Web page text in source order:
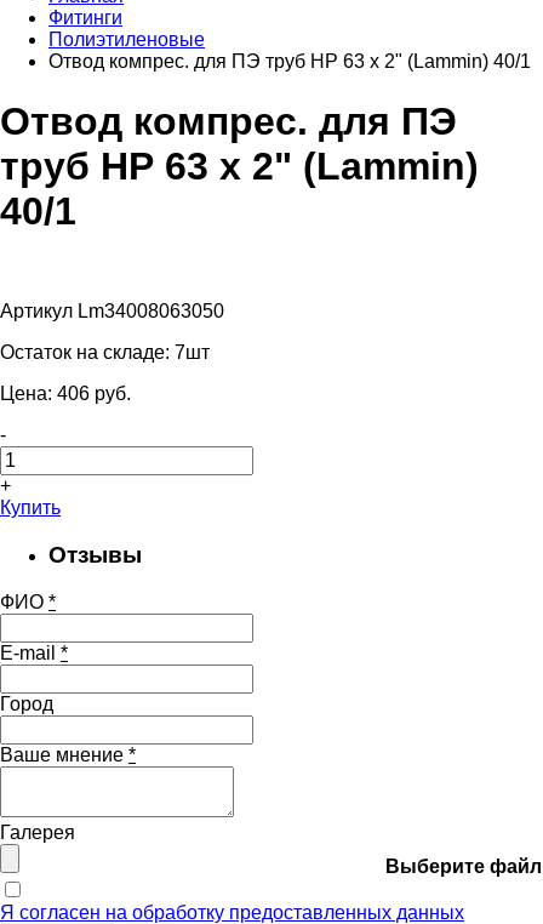
Фитинги
Полиэтиленовые
Отвод компрес. для ПЭ труб НР 63 x 2" (Lammin) 40/1
Отвод компрес. для ПЭ
труб НР 63 x 2" (Lammin)
40/1
Артикул Lm34008063050
Остаток на складе: 7шт
Цена: 406 pуб.
-
+
Купить
Отзывы
ФИО *
E-mail *
Город
Ваше мнение *
Галерея
Выберите файл
Я согласен на обработку предоставленных данных